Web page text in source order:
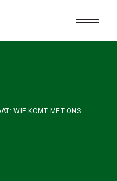
WIE KOMT MET ONS